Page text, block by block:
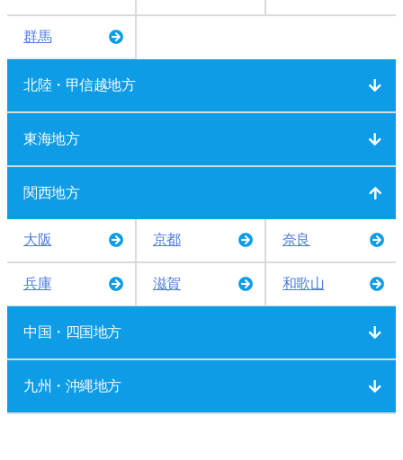
群馬
北陸・甲信越地方
東海地方
関西地方
大阪 京都 奈良
兵庫 滋賀 和歌山
中国・四国地方
九州・沖縄地方